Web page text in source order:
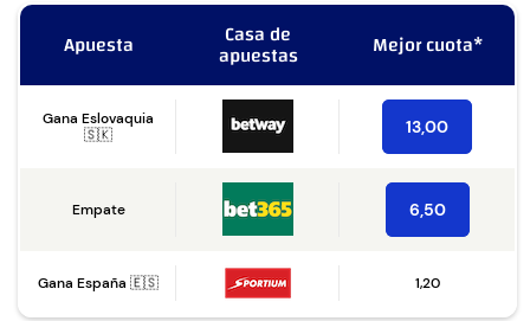
Apuesta Casa de
apuestas Mejor cuota*
Gana Eslovaquia
🇸🇰
13,00
Empate 6,50
Gana España 🇪🇸 1,20